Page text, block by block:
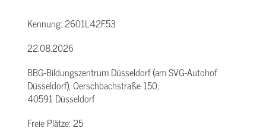
Kennung:2601L42F53
22.08.2026
BBG-Bildungszentrum Düsseldorf (am SVG-Autohof
Düsseldorf), Oerschbachstraße 150,
40591 Düsseldorf
Freie Plätze:25